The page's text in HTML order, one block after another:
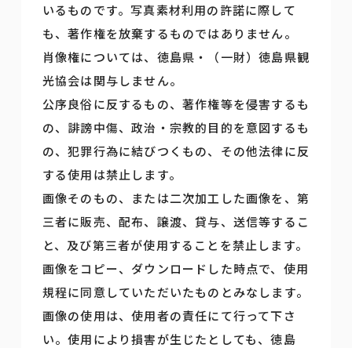
いるものです。写真素材利用の許諾に際して
も、著作権を放棄するものではありません。
肖像権については、徳島県・（一財）徳島県観
光協会は関与しません。
公序良俗に反するもの、著作権等を侵害するも
の、誹謗中傷、政治・宗教的目的を意図するも
の、犯罪行為に結びつくもの、その他法律に反
する使用は禁止します。
画像そのもの、または二次加工した画像を、第
三者に販売、配布、譲渡、貸与、送信等するこ
と、及び第三者が使用することを禁止します。
画像をコピー、ダウンロードした時点で、使用
規程に同意していただいたものとみなします。
画像の使用は、使用者の責任にて行って下さ
い。使用により損害が生じたとしても、徳島